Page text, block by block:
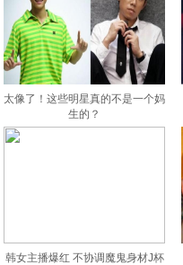
太像了！这些明星真的不是一个妈
生的？
韩女主播爆红 不协调魔鬼身材J杯